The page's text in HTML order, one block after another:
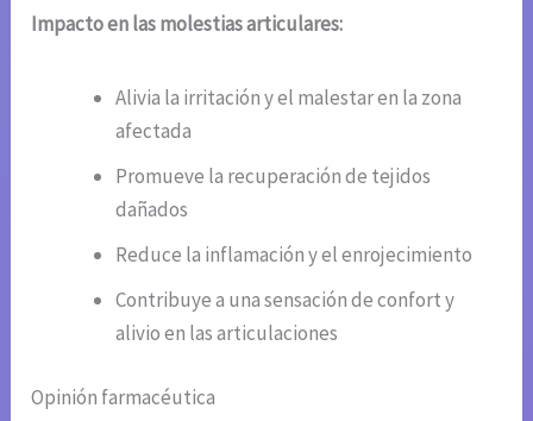
Impacto en las molestias articulares:
Alivia la irritación y el malestar en la zona
afectada
Promueve la recuperación de tejidos
dañados
Reduce la inflamación y el enrojecimiento
Contribuye a una sensación de confort y
alivio en las articulaciones
Opinión farmacéutica